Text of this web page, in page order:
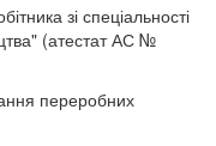
зі спеціальності
(атестат АС №
переробних